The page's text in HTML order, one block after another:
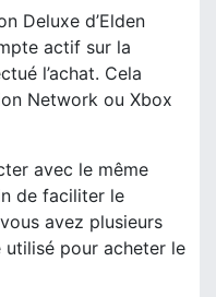
Deluxe d’Elden
actif sur la
l’achat. Cela
Network ou Xbox
avec le même
de faciliter le
avez plusieurs
pour acheter le